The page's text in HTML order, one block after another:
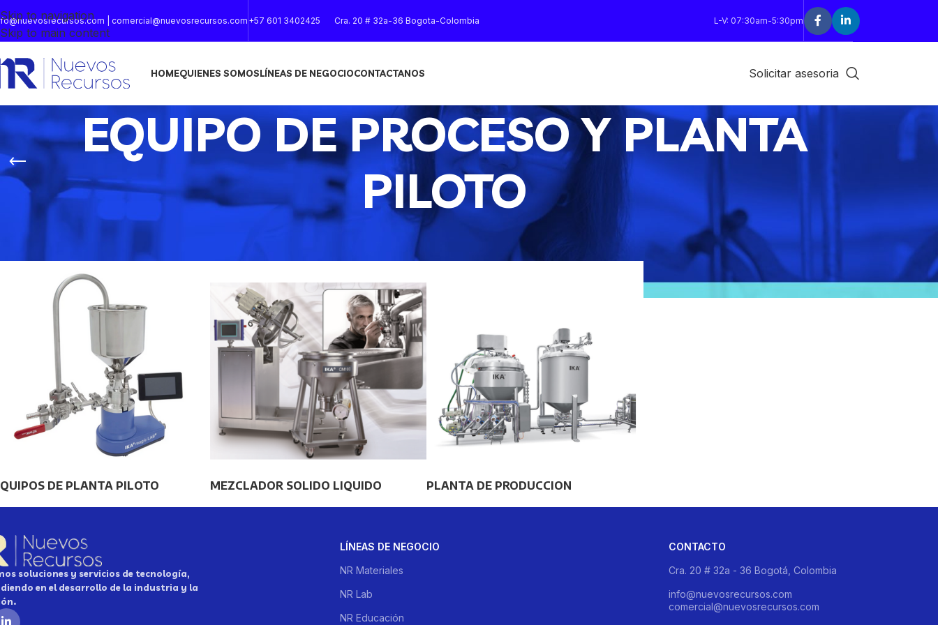
Skip to navigation
Skip to main content
| comercial@nuevosrecursos.com +57 601 3402425 Cra. 20 # 32a-36 Bogota-Colombia L-V: 07:30am-5:30pm
HOMEQUIENES SOMOSLÍNEAS DE NEGOCIOCONTACTANOS Solicitar asesoria
EQUIPO DE PROCESO Y PLANTA
PILOTO
Mostrar
DE PLANTA PILOTO MEZCLADOR SOLIDO LIQUIDO PLANTA DE PRODUCCION
soluciones y servicios de tecnología,
en el desarrollo de la industria y la
LÍNEAS DE NEGOCIO
NR Materiales
NR Lab
NR Educación
CONTACTO
Cra. 20 # 32a - 36 Bogotá, Colombia
info@nuevosrecursos.com
comercial@nuevosrecursos.com